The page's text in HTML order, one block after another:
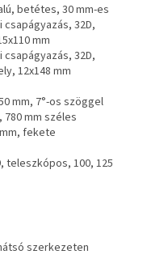
betétes, 30 mm-es
csapágyazás, 32D,
mm
csapágyazás, 32D,
12x148 mm
mm, 7°-os szöggel
780 mm széles
mm, fekete
teleszkópos, 100, 125
szerkezeten